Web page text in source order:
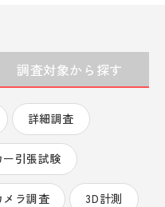
保有機器一覧
詳細調査
引張試験
メラ調査 3D計測
調査対象から探す